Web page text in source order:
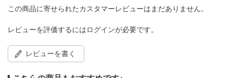
この商品に寄せられたカスタマーレビューはまだありません。
レビューを評価するにはログインが必要です。
レビューを書く